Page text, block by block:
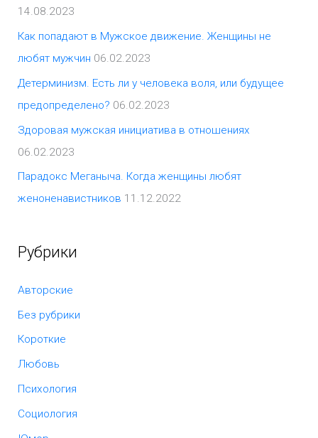
:14.08.2023
Как попадают в Мужское движение. Женщины не
любят мужчин 06.02.2023
Детерминизм. Есть ли у человека воля, или будущее
предопределено? 06.02.2023
Здоровая мужская инициатива в отношениях
06.02.2023
Парадокс Меганыча. Когда женщины любят
женоненавистников 11.12.2022
Рубрики
Авторские
Без рубрики
Короткие
Любовь
Психология
Социология